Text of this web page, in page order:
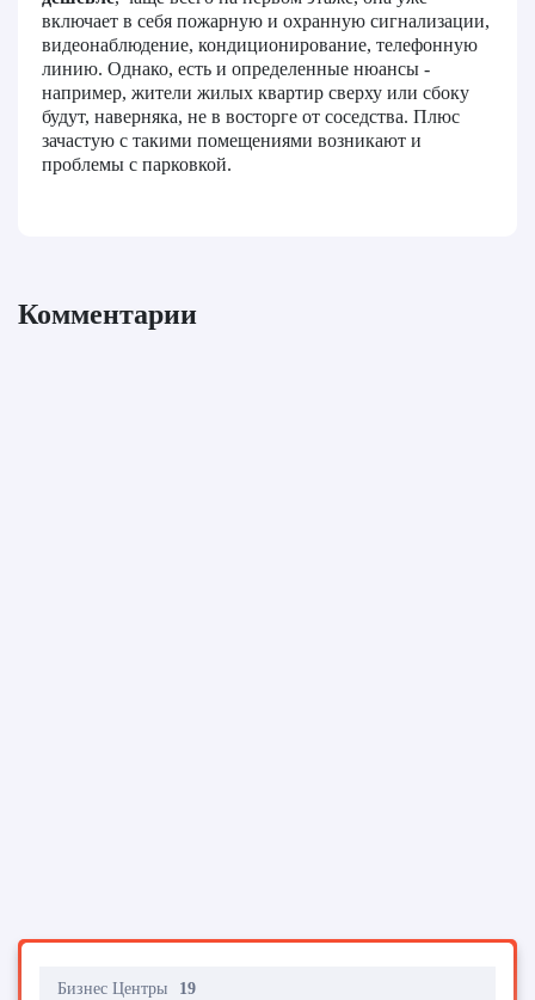
включает в себя пожарную и охранную сигнализации,
видеонаблюдение, кондиционирование, телефонную
линию. Однако, есть и определенные нюансы -
например, жители жилых квартир сверху или сбоку
будут, наверняка, не в восторге от соседства. Плюс
зачастую с такими помещениями возникают и
проблемы с парковкой.
Комментарии
Бизнес Центры 19